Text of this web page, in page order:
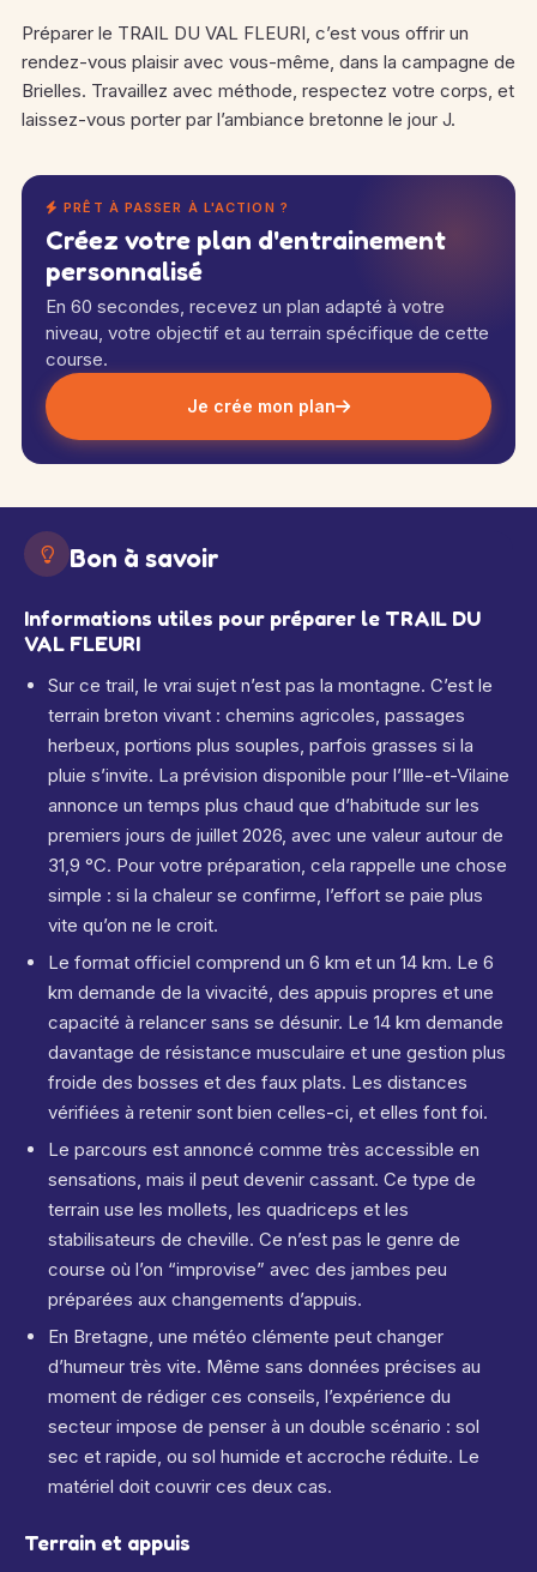
Préparer le TRAIL DU VAL FLEURI, c’est vous offrir un
rendez-vous plaisir avec vous-même, dans la campagne de
Brielles. Travaillez avec méthode, respectez votre corps, et
laissez-vous porter par l’ambiance bretonne le jour J.
PRÊT À PASSER À L'ACTION ?
Créez votre plan d'entrainement
personnalisé
En 60 secondes, recevez un plan adapté à votre
niveau, votre objectif et au terrain spécifique de cette
course.
Je crée mon plan
Bon à savoir
Informations utiles pour préparer le TRAIL DU
VAL FLEURI
Sur ce trail, le vrai sujet n’est pas la montagne. C’est le
terrain breton vivant : chemins agricoles, passages
herbeux, portions plus souples, parfois grasses si la
pluie s’invite. La prévision disponible pour l’Ille-et-Vilaine
annonce un temps plus chaud que d’habitude sur les
premiers jours de juillet 2026, avec une valeur autour de
31,9 °C. Pour votre préparation, cela rappelle une chose
simple : si la chaleur se confirme, l’effort se paie plus
vite qu’on ne le croit.
Le format officiel comprend un 6 km et un 14 km. Le 6
km demande de la vivacité, des appuis propres et une
capacité à relancer sans se désunir. Le 14 km demande
davantage de résistance musculaire et une gestion plus
froide des bosses et des faux plats. Les distances
vérifiées à retenir sont bien celles-ci, et elles font foi.
Le parcours est annoncé comme très accessible en
sensations, mais il peut devenir cassant. Ce type de
terrain use les mollets, les quadriceps et les
stabilisateurs de cheville. Ce n’est pas le genre de
course où l’on “improvise” avec des jambes peu
préparées aux changements d’appuis.
En Bretagne, une météo clémente peut changer
d’humeur très vite. Même sans données précises au
moment de rédiger ces conseils, l’expérience du
secteur impose de penser à un double scénario : sol
sec et rapide, ou sol humide et accroche réduite. Le
matériel doit couvrir ces deux cas.
Terrain et appuis